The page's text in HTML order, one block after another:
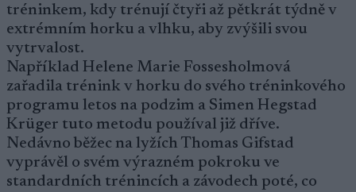
tréninkem, kdy trénují čtyři až pětkrát týdně v
extrémním horku a vlhku, aby zvýšili svou
vytrvalost.
Například Helene Marie Fossesholmová
zařadila trénink v horku do svého tréninkového
programu letos na podzim a Simen Hegstad
Krüger tuto metodu používal již dříve.
Nedávno běžec na lyžích Thomas Gifstad
vyprávěl o svém výrazném pokroku ve
standardních trénincích a závodech poté, co